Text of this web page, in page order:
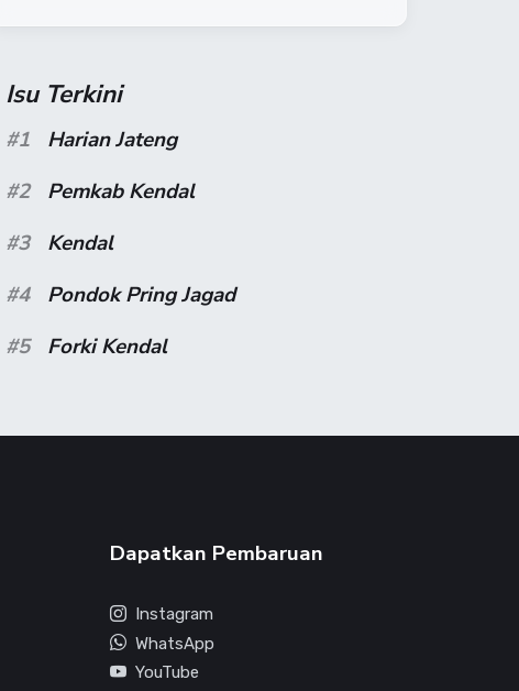
Isu Terkini
#1
Harian Jateng
#2
Pemkab Kendal
#3
Kendal
#4
Pondok Pring Jagad
#5
Forki Kendal
Dapatkan Pembaruan
Instagram
WhatsApp
YouTube